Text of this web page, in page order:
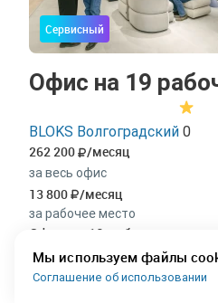
Сервисный
Офис на 19
BLOKS Волгоградский 0
262 200 /месяц
за весь офис
13 800 /месяц
за рабочее место
Офис на 19 рабочих мест
коворкинге
Просторное решение для
Мы используем файлы
Соглашение об использовании